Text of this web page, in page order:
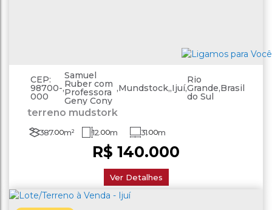
terreno mudstork
R$ 140.000
CEP:
98700-
000
,
Samuel
Ruber com
Professora
Geny Cony
,Mundstock ,Ijuí,
Rio
Grande
do Sul
,Brasil
387.00m² 12.00m 31.00m
Ver Detalhes